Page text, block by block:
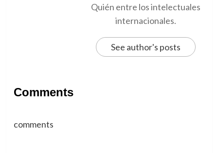
Quién entre los intelectuales
internacionales.
See author's posts
Comments
comments